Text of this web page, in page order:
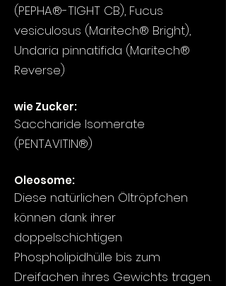
(PEPHA®-TIGHT CB), Fucus
vesiculosus (Maritech® Bright),
Undaria pinnatifida (Maritech®
Reverse)​
wie Zucker:​
Saccharide Isomerate
(PENTAVITIN®)
Oleosome:
Diese natürlichen Öltröpfchen
können dank ihrer
doppelschichtigen
Phospholipidhülle bis zum
Dreifachen ihres Gewichts tragen.